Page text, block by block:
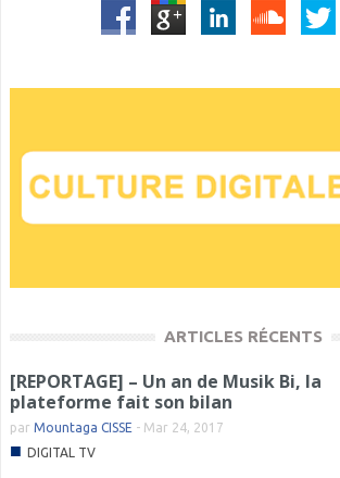
ARTICLES RÉCENTS
[REPORTAGE] – Un an de Musik Bi, la
plateforme fait son bilan
par Mountaga CISSE - Mar 24, 2017
■ DIGITAL TV